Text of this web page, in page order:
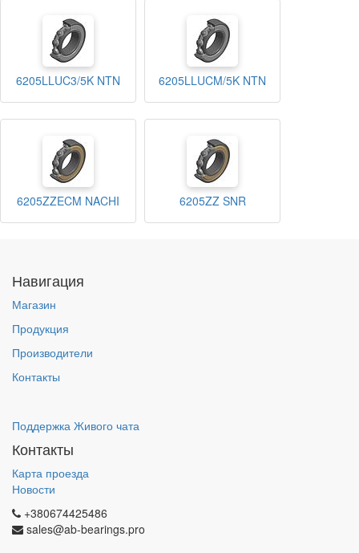
6205LLUC3/5K NTN 6205LLUCM/5K NTN
6205ZZECM NACHI 6205ZZ SNR
Навигация
Магазин
Продукция
Производители
Контакты
Поддержка Живого чата
Контакты
Карта проезда
Новости
+380674425486
sales@ab-bearings.pro